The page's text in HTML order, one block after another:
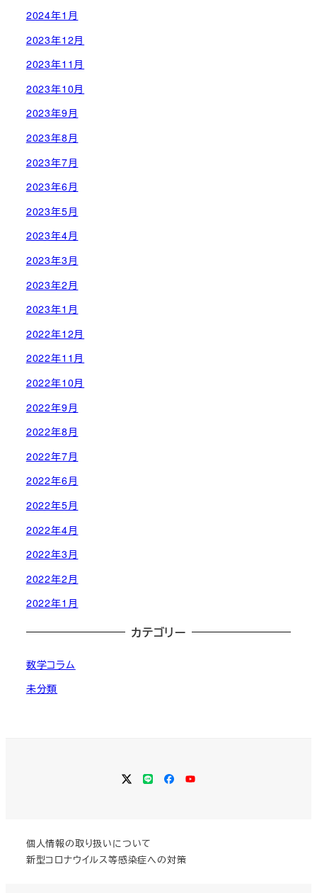
2024年1月
2023年12月
2023年11月
2023年10月
2023年9月
2023年8月
2023年7月
2023年6月
2023年5月
2023年4月
2023年3月
2023年2月
2023年1月
2022年12月
2022年11月
2022年10月
2022年9月
2022年8月
2022年7月
2022年6月
2022年5月
2022年4月
2022年3月
2022年2月
2022年1月
カテゴリー
数学コラム
未分類
Twitter
LINEFacebook
YouTube
個人情報の取り扱いについて
新型コロナウイルス等感染症への対策